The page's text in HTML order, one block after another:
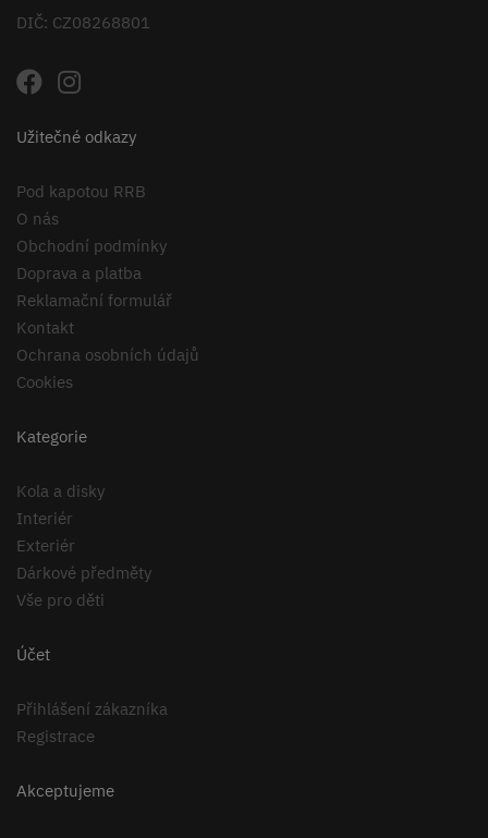
DIČ: CZ08268801
Užitečné odkazy
Pod kapotou RRB
O nás
Obchodní podmínky
Doprava a platba
Reklamační formulář
Kontakt
Ochrana osobních údajů
Cookies
Kategorie
Kola a disky
Interiér
Exteriér
Dárkové předměty
Vše pro děti
Účet
Přihlášení zákazníka
Registrace
Akceptujeme